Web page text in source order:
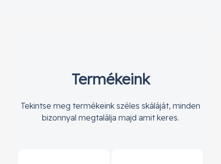
Termékeink
Tekintse meg termékeink széles skáláját, minden
bizonnyal megtalálja majd amit keres.